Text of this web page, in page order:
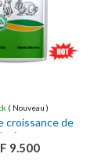
( Nouveau )
croissance de
lapin
9.500